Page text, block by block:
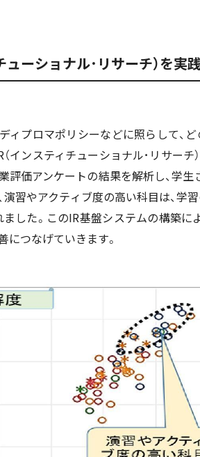
ューショナル･リサーチ）を実
ィプロマポリシーなどに照らして
（インスティチューショナル･リサー
評価アンケートの結果を解析し、学
演習やアクティブ度の高い科目は、
した。このIR基盤システムの構築
につなげていきます。